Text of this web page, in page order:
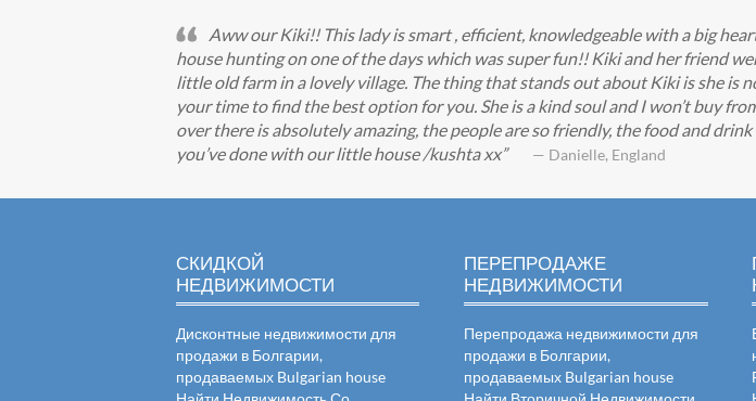
Aww our Kiki!! This lady is smart , efficient, knowledgeable with a big
house hunting on one of the days which was super fun!! Kiki and her friend
little old farm in a lovely village. The thing that stands out about Kiki is she
your time to find the best option for you. She is a kind soul and I won’t buy
over there is absolutely amazing, the people are so friendly, the food and
you’ve done with our little house /kushta xx
— Danielle, England
СКИДКОЙ
НЕДВИЖИМОСТИ
Дисконтные недвижимости для
продажи в Болгарии,
продаваемых Bulgarian house
ПЕРЕПРОДАЖЕ
НЕДВИЖИМОСТИ
Перепродажа недвижимости для
продажи в Болгарии,
продаваемых Bulgarian house